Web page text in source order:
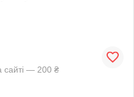
сайті — 200 ₴